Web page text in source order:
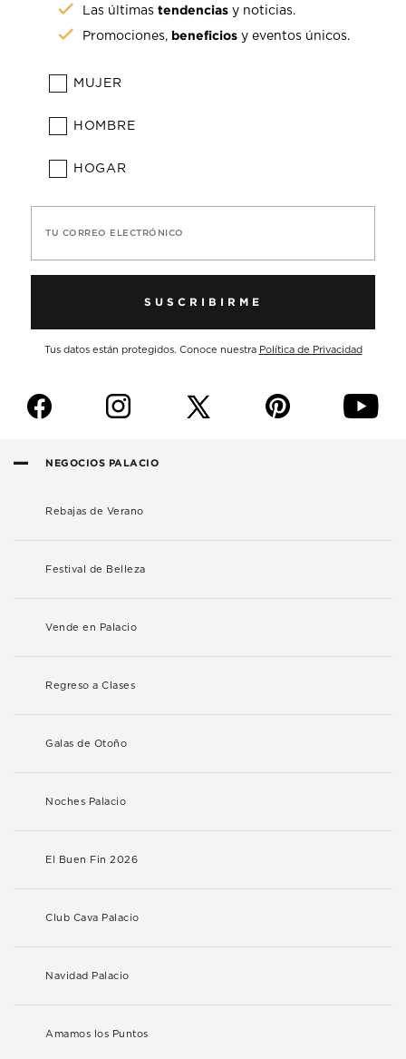
Las últimastendencias y noticias.
Promociones, beneficios y eventos únicos.
MUJER
HOMBRE
HOGAR
TU CORREO ELECTRÓNICO
SUSCRIBIRME
Tus datos están protegidos. Conoce nuestra Política de Privacidad
f i p y
NEGOCIOS PALACIO
Rebajas de Verano
Festival de Belleza
Vende en Palacio
Regreso a Clases
Galas de Otoño
Noches Palacio
El Buen Fin 2026
Club Cava Palacio
Navidad Palacio
Amamos los Puntos